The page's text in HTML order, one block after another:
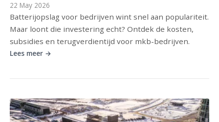
22 May 2026
Batterijopslag voor bedrijven wint snel aan populariteit.
Maar loont die investering echt? Ontdek de kosten,
subsidies en terugverdientijd voor mkb-bedrijven.
Lees meer →